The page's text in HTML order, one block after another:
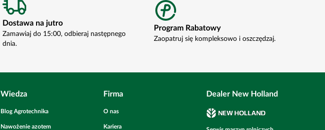
Dostawa na jutro
Zamawiaj do 15:00, odbieraj następnego
dnia.
Program Rabatowy
Zaopatruj się kompleksowo i oszczędzaj.
Wiedza
Blog Agrotechnika
Nawożenie azotem
Firma
O nas
Kariera
Dealer New Holland